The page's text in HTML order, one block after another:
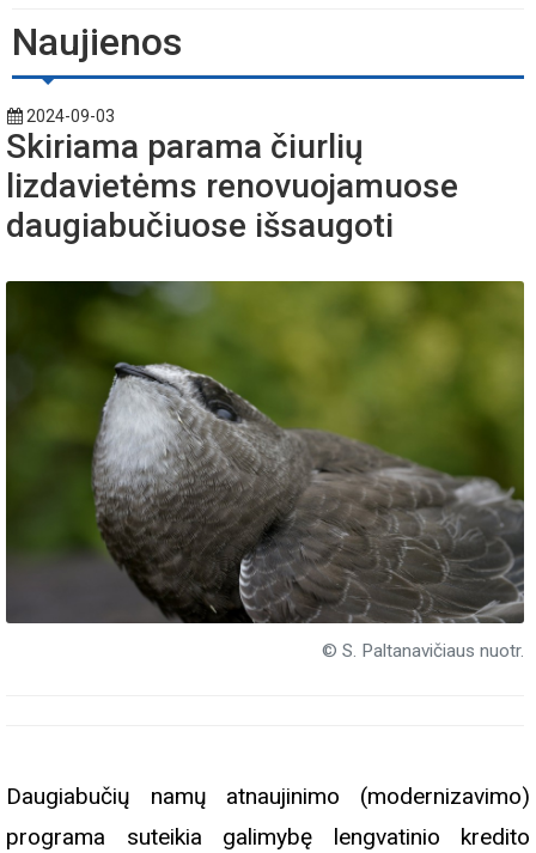
Naujienos
2024-09-03
Skiriama parama čiurlių
lizdavietėms renovuojamuose
daugiabučiuose išsaugoti
© S. Paltanavičiaus nuotr.
Daugiabučių namų atnaujinimo (modernizavimo)
programa suteikia galimybę lengvatinio kredito